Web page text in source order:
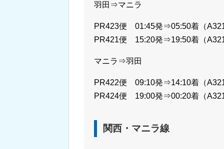
羽田⇒マニラ
PR423便 01:45発⇒05:50着（A321
PR421便 15:20発⇒19:50着（A321
マニラ⇒羽田
PR422便 09:10発⇒14:10着（A321
PR424便 19:00発⇒00:20着（A321
関西・マニラ線